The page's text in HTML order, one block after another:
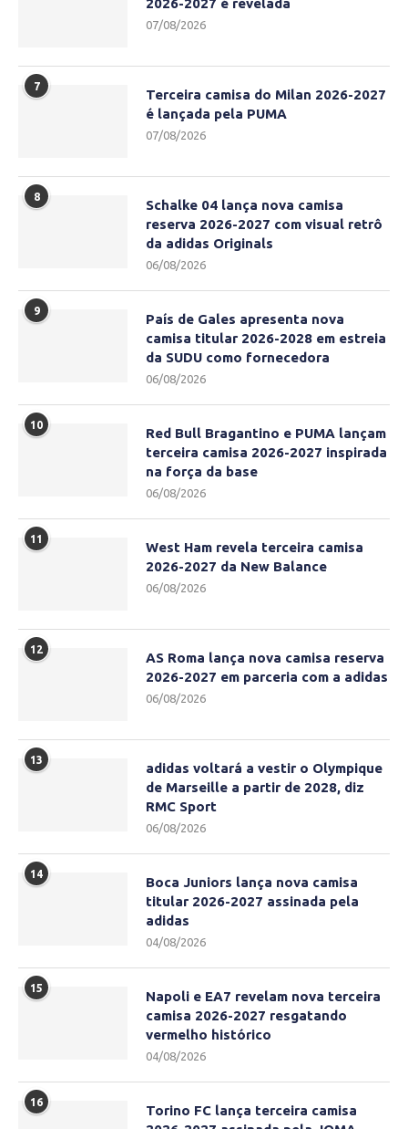
2026-2027 é revelada
07/08/2026
7
Terceira camisa do Milan 2026-2027
é lançada pela PUMA
07/08/2026
8
Schalke 04 lança nova camisa
reserva 2026-2027 com visual retrô
da adidas Originals
06/08/2026
9
País de Gales apresenta nova
camisa titular 2026-2028 em estreia
da SUDU como fornecedora
06/08/2026
10
Red Bull Bragantino e PUMA lançam
terceira camisa 2026-2027 inspirada
na força da base
06/08/2026
11
West Ham revela terceira camisa
2026-2027 da New Balance
06/08/2026
12
AS Roma lança nova camisa reserva
2026-2027 em parceria com a adidas
06/08/2026
13
adidas voltará a vestir o Olympique
de Marseille a partir de 2028, diz
RMC Sport
06/08/2026
14
Boca Juniors lança nova camisa
titular 2026-2027 assinada pela
adidas
04/08/2026
15
Napoli e EA7 revelam nova terceira
camisa 2026-2027 resgatando
vermelho histórico
04/08/2026
16
Torino FC lança terceira camisa